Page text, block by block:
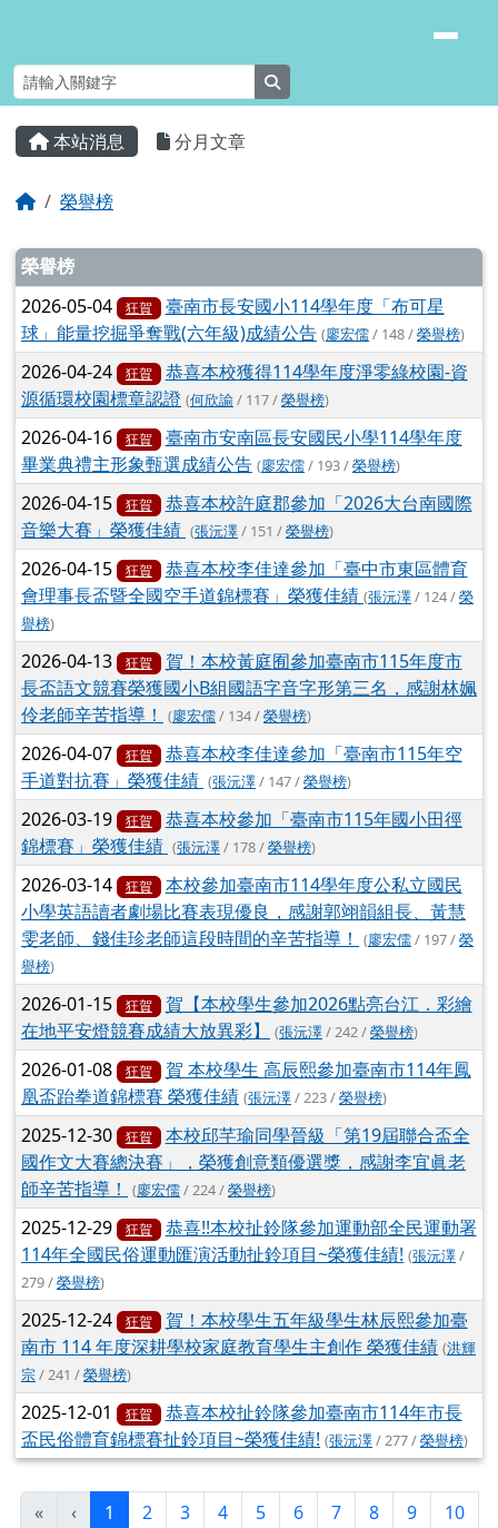
主內容區域
本站消息 分月文章
回首頁榮譽榜
文章列表
榮譽榜
2026-05-04 狂賀
臺南市長安國小114學年度「布可星
球」能量挖掘爭奪戰(六年級)成績公告 (廖宏儒/ 148 /榮譽榜)
2026-04-24 狂賀
恭喜本校獲得114學年度淨零綠校園-資
源循環校園標章認證 (何欣諭/ 117 /榮譽榜)
2026-04-16 狂賀
臺南市安南區長安國民小學114學年度
畢業典禮主形象甄選成績公告 (廖宏儒/ 193 /榮譽榜)
2026-04-15 狂賀
恭喜本校許庭郡參加「2026大台南國際
音樂大賽」榮獲佳績 (張沅澤/ 151 /榮譽榜)
2026-04-15 狂賀
恭喜本校李佳達參加「臺中市東區體育
會理事長盃暨全國空手道錦標賽」榮獲佳績 (張沅澤/ 124 /榮
譽榜)
2026-04-13 狂賀
賀！本校黃庭囿參加臺南市115年度市
長盃語文競賽榮獲國小B組國語字音字形第三名，感謝林姵
伶老師辛苦指導！
(廖宏儒/ 134 /榮譽榜)
2026-04-07 狂賀
恭喜本校李佳達參加「臺南市115年空
手道對抗賽」榮獲佳績 (張沅澤/ 147 /榮譽榜)
2026-03-19 狂賀
恭喜本校參加「臺南市115年國小田徑
錦標賽」榮獲佳績 (張沅澤/ 178 /榮譽榜)
2026-03-14 狂賀
本校參加臺南市114學年度公私立國民
小學英語讀者劇場比賽表現優良，感謝郭翊韻組長、黃慧
雯老師、錢佳珍老師這段時間的辛苦指導！
(廖宏儒/ 197 /榮
譽榜)
2026-01-15 狂賀
賀【本校學生參加2026點亮台江．彩繪
在地平安燈競賽成績大放異彩】
(張沅澤/ 242 /榮譽榜)
2026-01-08 狂賀
賀 本校學生 高辰熙參加臺南市114年鳳
凰盃跆拳道錦標賽 榮獲佳績 (張沅澤/ 223 /榮譽榜)
2025-12-30 狂賀
本校邱芊瑜同學晉級「第19屆聯合盃全
國作文大賽總決賽」，榮獲創意類優選獎，感謝李宜眞老
師辛苦指導！
(廖宏儒/ 224 /榮譽榜)
2025-12-29 狂賀
恭喜!!本校扯鈴隊參加運動部全民運動署
114年全國民俗運動匯演活動扯鈴項目~榮獲佳績! (張沅澤/
279 /榮譽榜)
2025-12-24 狂賀
賀！本校學生五年級學生林辰熙參加臺
南市 114 年度深耕學校家庭教育學生主創作 榮獲佳績 (洪輝
宗/ 241 /榮譽榜)
2025-12-01 狂賀
恭喜本校扯鈴隊參加臺南市114年市長
盃民俗體育錦標賽扯鈴項目~榮獲佳績! (張沅澤/ 277 /榮譽榜)
« ‹ 1 (目前頁次)
2 3 4 5 6 7 8 9
10
頁尾區域